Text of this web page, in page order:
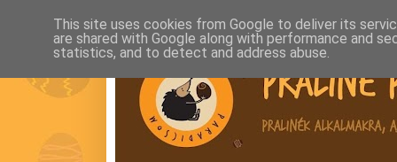
This site uses cookies from Google to deliver its
are shared with Google along with performance and
statistics, and to detect and address abuse.